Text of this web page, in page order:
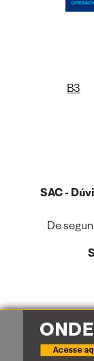
B3
SAC -
De
Este site usa